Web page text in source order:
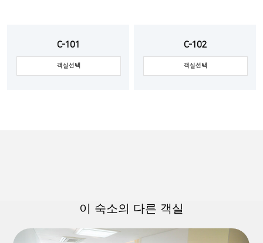
C-101
객실선택
C-102
객실선택
이 숙소의 다른 객실